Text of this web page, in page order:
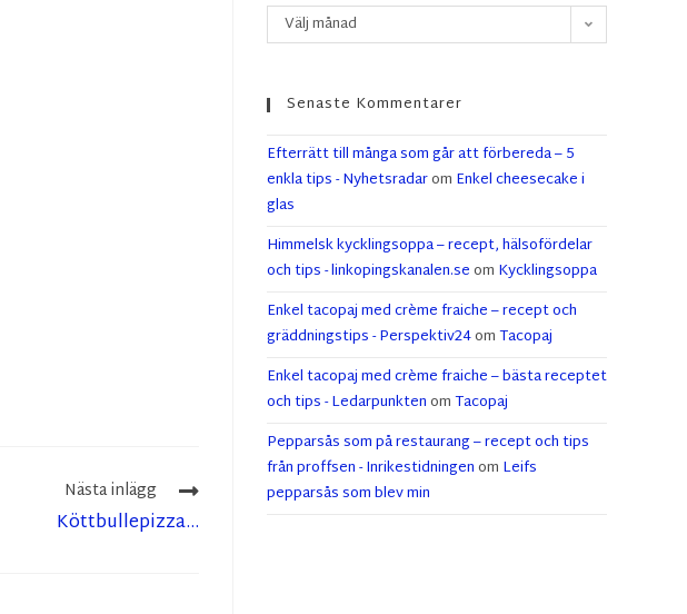
Nästa inlägg
Köttbullepizza…
Välj månad
Senaste Kommentarer
Efterrätt till många som går att förbereda – 5
enkla tips - Nyhetsradarom Enkel cheesecake i
glas
Himmelsk kycklingsoppa – recept, hälsofördelar
och tips - linkopingskanalen.seom Kycklingsoppa
Enkel tacopaj med crème fraiche – recept och
gräddningstips - Perspektiv24omTacopaj
Enkel tacopaj med crème fraiche – bästa receptet
och tips - LedarpunktenomTacopaj
Pepparsås som på restaurang – recept och tips
från proffsen - Inrikestidningenom Leifs
pepparsås som blev min